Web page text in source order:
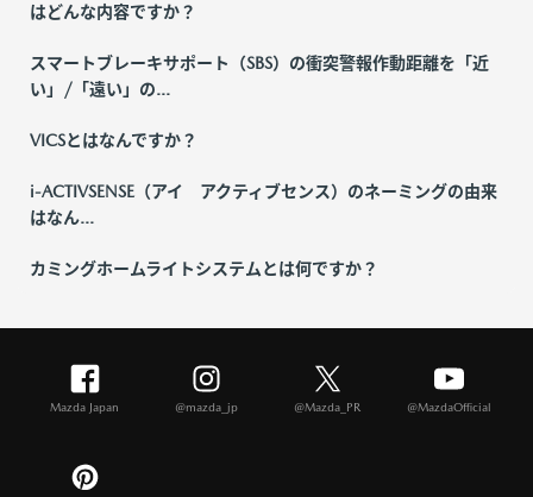
はどんな内容ですか？
スマートブレーキサポート（SBS）の衝突警報作動距離を「近
い」/「遠い」の...
VICSとはなんですか？
i-ACTIVSENSE（アイ アクティブセンス）のネーミングの由来
はなん...
カミングホームライトシステムとは何ですか？
Mazda Japan @mazda_jp @Mazda_PR @MazdaOfficial